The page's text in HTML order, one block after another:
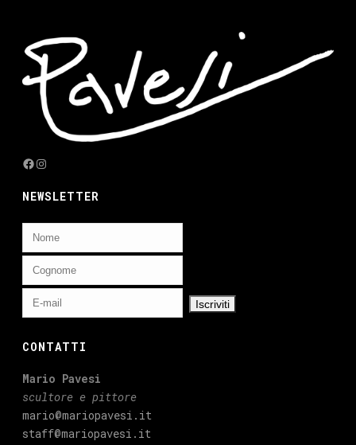
Facebook
Instagram
NEWSLETTER
CONTATTI
Mario Pavesi
scultore e pittore
mario@mariopavesi.it
staff@mariopavesi.it